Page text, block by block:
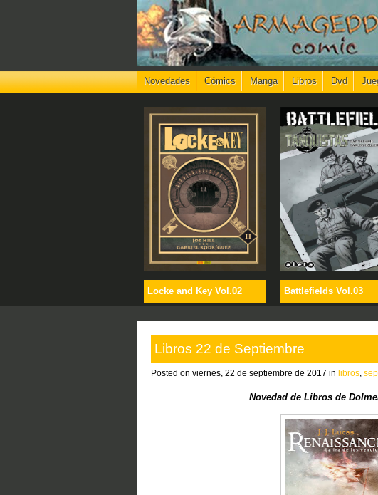
Novedades Cómics Manga Libros Dvd
Locke and Key Vol.02 Battlefields Vol.03
Libros 22 de Septiembre
Posted on viernes, 22 de septiembre de 2017 in libros
Novedad de Libros de